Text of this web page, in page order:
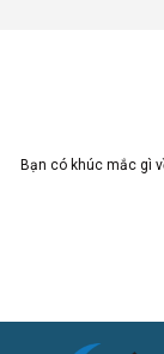
Bạn có khúc mắc gì